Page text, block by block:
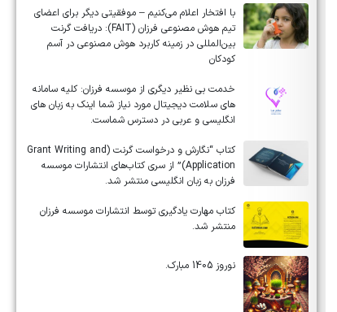
با افتخار اعلام می‌کنیم – موفقیتی دیگر برای اعضای
تیم هوش مصنوعی فرزان (FAIT): دریافت گرنت
بین‌المللی در زمینه کاربرد هوش مصنوعی در آسم
کودکان
خدمت بی نظیر دیگری از موسسه فرزان: کلیه سامانه
های سلامت دیجیتال مورد نیاز شما اینک به زبان های
انگلیسی و عربی در دسترس شماست.
کتاب “نگارش و درخواست گرنت (Grant Writing and
Application)” از سری کتاب‌های انتشارات موسسه
فرزان به زبان انگلیسی منتشر شد.
کتاب مهارت یادگیری توسط انتشارات موسسه فرزان
منتشر شد.
نوروز 1405 مبارک.